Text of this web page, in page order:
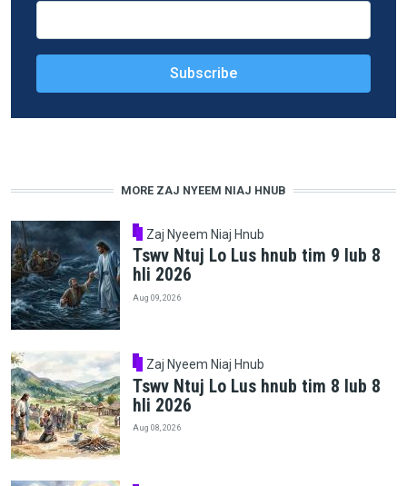
MORE ZAJ NYEEM NIAJ HNUB
Zaj Nyeem Niaj Hnub
Tswv Ntuj Lo Lus hnub tim 9 lub 8
hli 2026
Aug 09, 2026
Zaj Nyeem Niaj Hnub
Tswv Ntuj Lo Lus hnub tim 8 lub 8
hli 2026
Aug 08, 2026